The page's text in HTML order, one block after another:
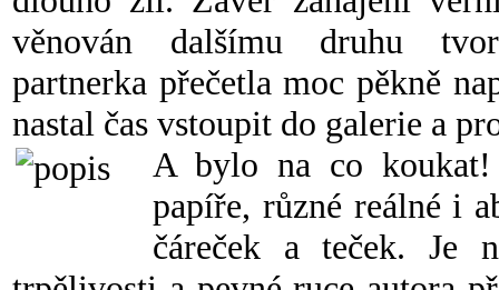
věnován dalšímu druhu
partnerka přečetla moc pěkně
nastal čas vstoupit do galerie a
A bylo na co koukat!
papíře, různé reálné i
čáreček a teček. Je